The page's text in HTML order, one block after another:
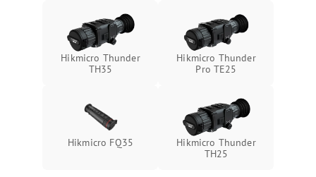
Поломка системы защиты
от перенапряжения
Подробнее →
Поломка системы защиты
1500 ₽ Подробнее →
Hikmicro Thunder
TH35
Hikmicro Thunder
Pro TE25
Hikmicro FQ35
Hikmicro Thunder
TH25